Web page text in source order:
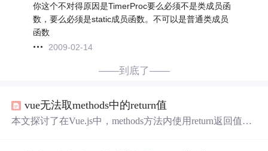
你这个不对得原因是TimerProc要么必须不是类成员函
数，要么必须是static成员函数。不可以是普通类成员
函数
2009-02-14
——到底了——
vue无法取methods中的return值
本文探讨了在Vue.js中，methods方法内使用return返回值遇